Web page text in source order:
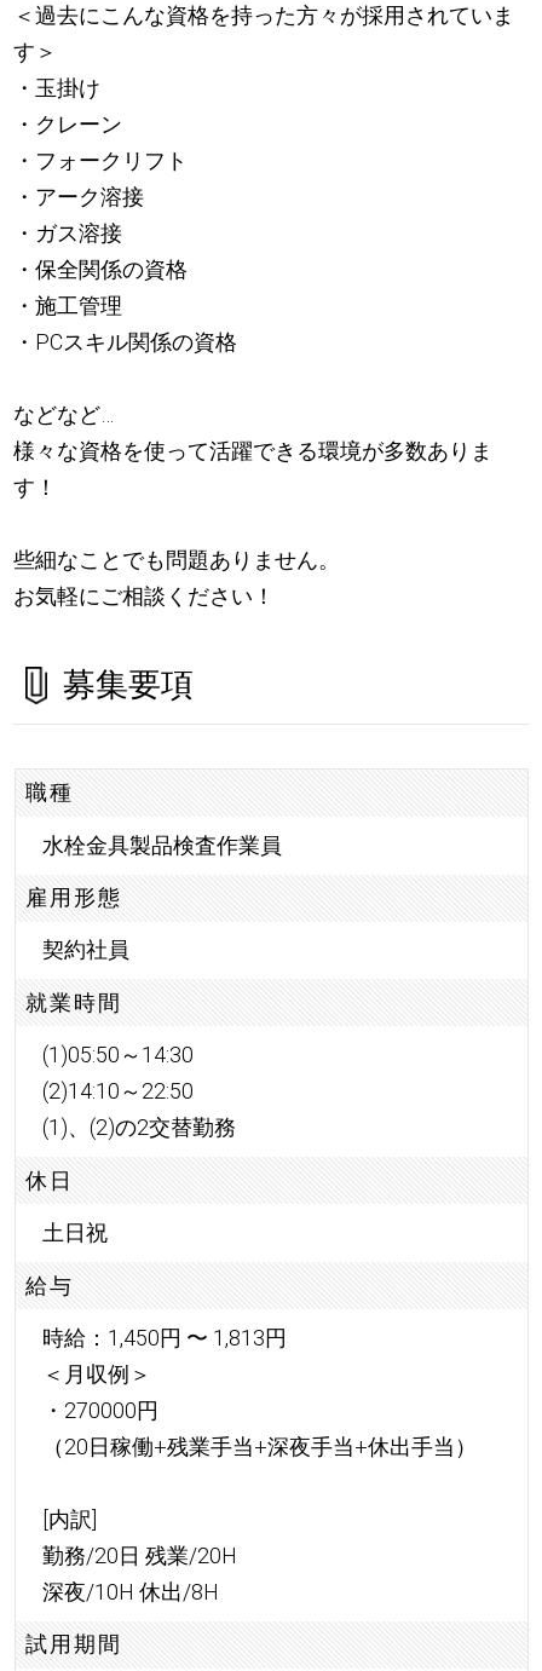
＜過去にこんな資格を持った方々が採用されていま
す＞
・玉掛け
・クレーン
・フォークリフト
・アーク溶接
・ガス溶接
・保全関係の資格
・施工管理
・PCスキル関係の資格
などなど…
様々な資格を使って活躍できる環境が多数ありま
す！
些細なことでも問題ありません。
お気軽にご相談ください！
募集要項
職種
水栓金具製品検査作業員
雇用形態
契約社員
就業時間
(1)05:50～14:30
(2)14:10～22:50
(1)、(2)の2交替勤務
休日
土日祝
給与
時給：1,450円 〜 1,813円
＜月収例＞
・270000円
（20日稼働+残業手当+深夜手当+休出手当）
[内訳]
勤務/20日 残業/20H
深夜/10H 休出/8H
試用期間